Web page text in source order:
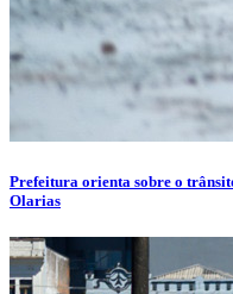
Prefeitura orienta sobre o
Olarias